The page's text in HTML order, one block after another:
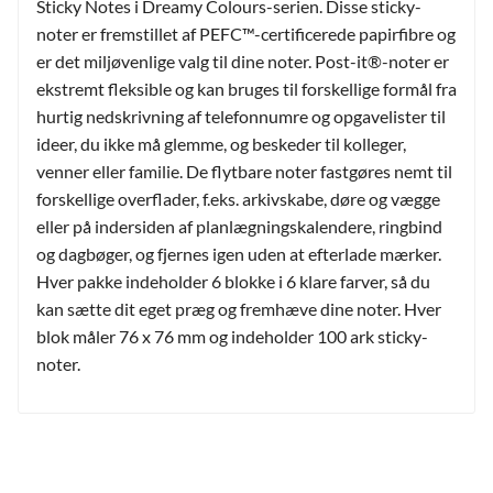
Sticky Notes i Dreamy Colours-serien. Disse sticky-
noter er fremstillet af PEFC™-certificerede papirfibre og
er det miljøvenlige valg til dine noter. Post-it®-noter er
ekstremt fleksible og kan bruges til forskellige formål fra
hurtig nedskrivning af telefonnumre og opgavelister til
ideer, du ikke må glemme, og beskeder til kolleger,
venner eller familie. De flytbare noter fastgøres nemt til
forskellige overflader, f.eks. arkivskabe, døre og vægge
eller på indersiden af planlægningskalendere, ringbind
og dagbøger, og fjernes igen uden at efterlade mærker.
Hver pakke indeholder 6 blokke i 6 klare farver, så du
kan sætte dit eget præg og fremhæve dine noter. Hver
blok måler 76 x 76 mm og indeholder 100 ark sticky-
noter.